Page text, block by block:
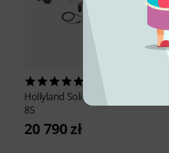
Hollyland Solidcom C1 Pro HUB-
8S
20 790 zł